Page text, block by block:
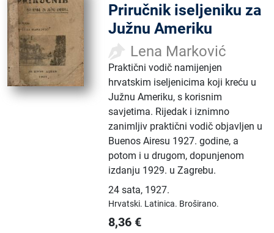
Priručnik iseljeniku za
Južnu Ameriku
Lena Marković
Praktični vodič namijenjen
hrvatskim iseljenicima koji kreću u
Južnu Ameriku, s korisnim
savjetima. Rijedak i iznimno
zanimljiv praktični vodič objavljen u
Buenos Airesu 1927. godine, a
potom i u drugom, dopunjenom
izdanju 1929. u Zagrebu.
24 sata, 1927.
Hrvatski. Latinica. Broširano.
8,36 €